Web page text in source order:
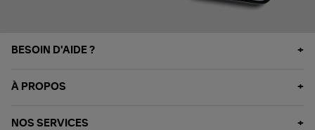
BESOIN D'AIDE ?
À PROPOS
NOS SERVICES